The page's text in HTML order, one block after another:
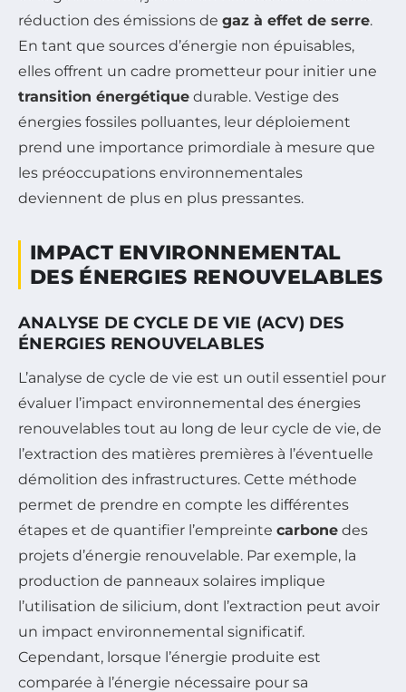
réduction des émissions de gaz à effet de serre.
En tant que sources d’énergie non épuisables,
elles offrent un cadre prometteur pour initier une
transition énergétique durable. Vestige des
énergies fossiles polluantes, leur déploiement
prend une importance primordiale à mesure que
les préoccupations environnementales
deviennent de plus en plus pressantes.
IMPACT ENVIRONNEMENTAL
DES ÉNERGIES RENOUVELABLES
ANALYSE DE CYCLE DE VIE (ACV) DES
ÉNERGIES RENOUVELABLES
L’analyse de cycle de vie est un outil essentiel pour
évaluer l’impact environnemental des énergies
renouvelables tout au long de leur cycle de vie, de
l’extraction des matières premières à l’éventuelle
démolition des infrastructures. Cette méthode
permet de prendre en compte les différentes
étapes et de quantifier l’empreinte carbone des
projets d’énergie renouvelable. Par exemple, la
production de panneaux solaires implique
l’utilisation de silicium, dont l’extraction peut avoir
un impact environnemental significatif.
Cependant, lorsque l’énergie produite est
comparée à l’énergie nécessaire pour sa